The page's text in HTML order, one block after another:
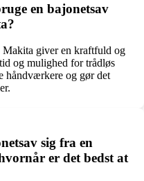
en bajonetsav
Makita giver en kraftfuld og
og mulighed for trådløs
håndværkere og gør det
sig fra en
er det bedst at